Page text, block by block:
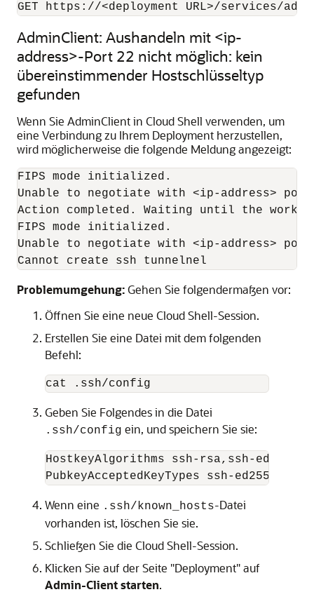
GET https://<deployment URL>/services/
AdminClient: Aushandeln mit <ip-
address>-Port 22 nicht möglich: kein
übereinstimmender Hostschlüsseltyp
gefunden
Wenn Sie AdminClient in Cloud Shell verwenden, um
eine Verbindung zu Ihrem Deployment herzustellen,
wird möglicherweise die folgende Meldung angezeigt:
FIPS mode initialized.
Unable to negotiate with <ip-address>
Action completed. Waiting until the work
FIPS mode initialized.
Unable to negotiate with <ip-address>
Cannot create ssh tunnelnel
Problemumgehung:Gehen Sie folgendermaßen vor:
Öffnen Sie eine neue Cloud Shell-Session.
Erstellen Sie eine Datei mit dem folgenden
Befehl:
cat .ssh/config
Geben Sie Folgendes in die Datei
.ssh/config ein, und speichern Sie sie:
HostkeyAlgorithms ssh-rsa,ssh-ed25519
PubkeyAcceptedKeyTypes ssh-
Wenn eine .ssh/known_hosts-Datei
vorhanden ist, löschen Sie sie.
Schließen Sie die Cloud Shell-Session.
Klicken Sie auf der Seite "Deployment" auf
Admin-Client starten.